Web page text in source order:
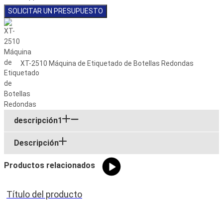
SOLICITAR UN PRESUPUESTO
XT-2510 Máquina de Etiquetado de Botellas Redondas
descripción1
Descripción
Productos relacionados
Título del producto